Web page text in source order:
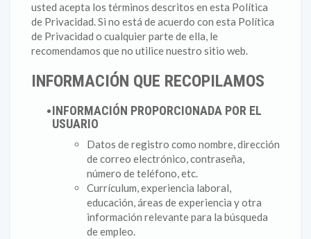
usted acepta los términos descritos en esta Política
de Privacidad. Si no está de acuerdo con esta Política
de Privacidad o cualquier parte de ella, le
recomendamos que no utilice nuestro sitio web.
INFORMACIÓN QUE RECOPILAMOS
INFORMACIÓN PROPORCIONADA POR EL
USUARIO
Datos de registro como nombre, dirección
de correo electrónico, contraseña,
número de teléfono, etc.
Currículum, experiencia laboral,
educación, áreas de experiencia y otra
información relevante para la búsqueda
de empleo.